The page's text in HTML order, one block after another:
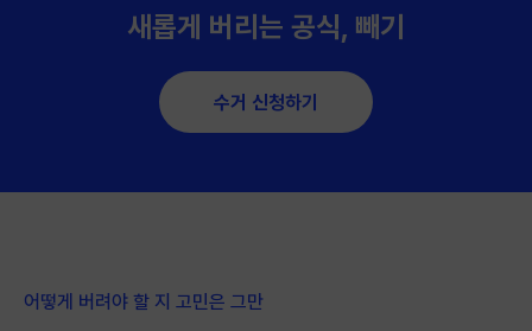
새롭게 버리는 공식, 빼기
수거 신청하기
어떻게 버려야 할 지 고민은 그만